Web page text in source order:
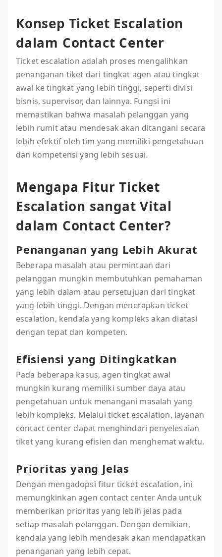
Konsep Ticket Escalation
dalam Contact Center
Ticket escalation adalah proses mengalihkan
penanganan tiket dari tingkat agen atau tingkat
awal ke tingkat yang lebih tinggi, seperti divisi
bisnis, supervisor, dan lainnya. Fungsi ini
memastikan bahwa masalah pelanggan yang
lebih rumit atau mendesak akan ditangani secara
lebih efektif oleh tim yang memiliki pengetahuan
dan kompetensi yang lebih sesuai.
Mengapa Fitur Ticket
Escalation sangat Vital
dalam Contact Center?
Penanganan yang Lebih Akurat
Beberapa masalah atau permintaan dari
pelanggan mungkin membutuhkan pemahaman
yang lebih dalam atau persetujuan dari tingkat
yang lebih tinggi. Dengan menerapkan ticket
escalation, kendala yang kompleks akan diatasi
dengan tepat dan kompeten.
Efisiensi yang Ditingkatkan
Pada beberapa kasus, agen tingkat awal
mungkin kurang memiliki sumber daya atau
pengetahuan untuk menangani masalah yang
lebih kompleks. Melalui ticket escalation, layanan
contact center dapat menghindari penyelesaian
tiket yang kurang efisien dan menghemat waktu.
Prioritas yang Jelas
Dengan mengadopsi fitur ticket escalation, ini
memungkinkan agen contact center Anda untuk
memberikan prioritas yang lebih jelas pada
setiap masalah pelanggan. Dengan demikian,
kendala yang lebih mendesak akan mendapatkan
penanganan yang lebih cepat.